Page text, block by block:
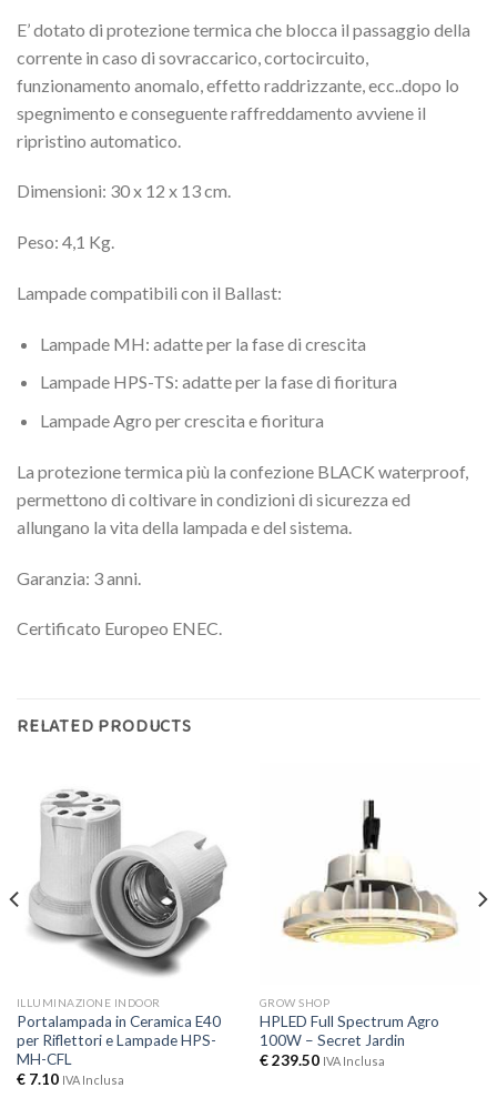
E’ dotato di protezione termica che blocca il passaggio della
corrente in caso di sovraccarico, cortocircuito,
funzionamento anomalo, effetto raddrizzante, ecc..dopo lo
spegnimento e conseguente raffreddamento avviene il
ripristino automatico.
Dimensioni: 30 x 12 x 13 cm.
Peso: 4,1 Kg.
Lampade compatibili con il Ballast:
Lampade MH: adatte per la fase di crescita
Lampade HPS-TS: adatte per la fase di fioritura
Lampade Agro per crescita e fioritura
La protezione termica più la confezione BLACK waterproof,
permettono di coltivare in condizioni di sicurezza ed
allungano la vita della lampada e del sistema.
Garanzia: 3 anni.
Certificato Europeo ENEC.
RELATED PRODUCTS
ILLUMINAZIONE INDOOR
Portalampada in Ceramica E40
per Riflettori e Lampade HPS-
MH-CFL
€7.10 IVA Inclusa
GROW SHOP
HPLED Full Spectrum Agro
100W – Secret Jardin
€239.50 IVA Inclusa